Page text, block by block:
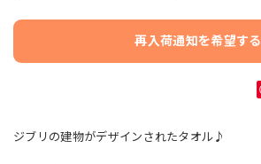
再入荷通知を希望する
ジブリの建物がデザインされたタオル♪